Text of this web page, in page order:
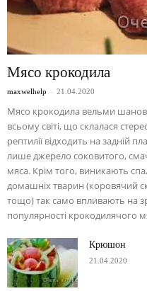
Мясо крокодила
maxwelhelp - 21.04.2020
Мясо крокодила вельми
всьому світі, що склалася
рептилії відходить на задній
лише джерело соковитого,
мяса. Крім того, виникають
домашніх тварин (коровячий
тощо) так само впливають на
популярності крокодилячого
Крюшон
21.04.2020